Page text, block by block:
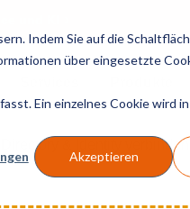
Indem Sie auf die
über eingesetzte
Ein einzelnes Cookie wird
Akzeptieren
& Identity verbinden